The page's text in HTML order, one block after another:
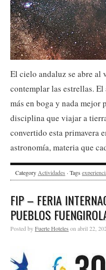
El cielo andaluz se abre al
contemplar las estrellas.
más en boga y nada mejor
disciplina que viajar a
convertido esta primavera
astronomía, materia que
Category Actividades · Tags
FIP – FERIA
PUEBLOS
Posted byFuerte Hoteles on abril 22,